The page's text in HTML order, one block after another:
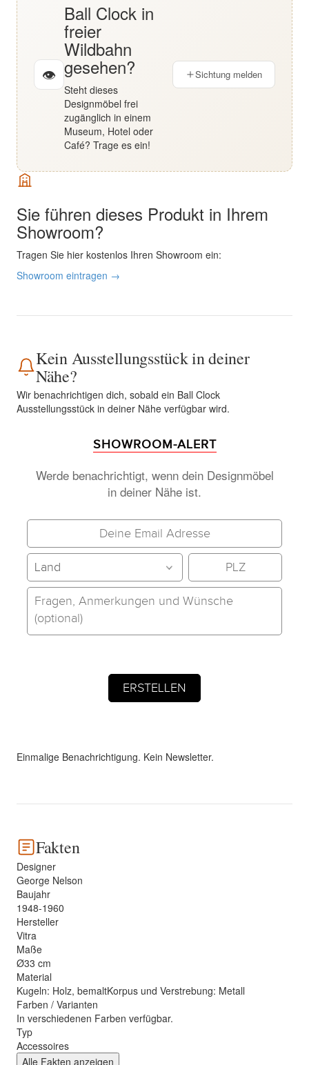
👁
Ball Clock in
freier
Wildbahn
gesehen?
Steht dieses
Designmöbel frei
zugänglich in einem
Museum, Hotel oder
Café? Trage es ein!
Sichtung melden
Sie führen dieses Produkt in Ihrem
Showroom?
Tragen Sie hier kostenlos Ihren Showroom ein:
Showroom eintragen →
Kein Ausstellungsstück in deiner
Nähe?
Wir benachrichtigen dich, sobald ein Ball Clock
Ausstellungsstück in deiner Nähe verfügbar wird.
SHOWROOM-ALERT
Werde benachrichtigt, wenn dein Designmöbel
in deiner Nähe ist.
Einmalige Benachrichtigung. Kein Newsletter.
Fakten
Designer
George Nelson
Baujahr
1948-1960
Hersteller
Vitra
Maße
Ø33 cm
Material
Kugeln: Holz, bemaltKorpus und Verstrebung: Metall
Farben / Varianten
In verschiedenen Farben verfügbar.
Typ
Accessoires
Alle Fakten anzeigen